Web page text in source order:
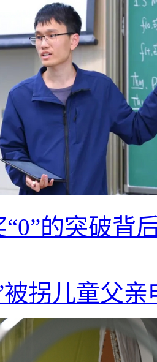
的突破背
被拐儿童父